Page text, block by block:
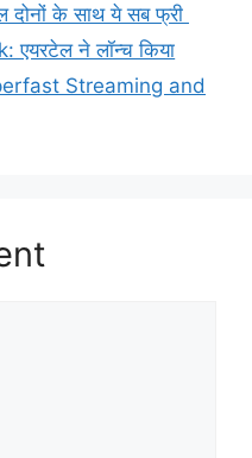
दोनों के साथ ये सब फ्री
ने लॉन्च किया
Streaming and